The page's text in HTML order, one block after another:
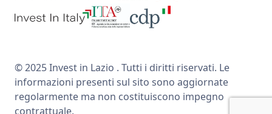
© 2025 Invest in Lazio . Tutti i diritti riservati. Le
informazioni presenti sul sito sono aggiornate
regolarmente ma non costituiscono impegno
contrattuale.